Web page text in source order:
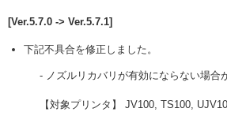
[Ver.5.7.0 -> Ver.5.7.1]
下記不具合を修正しました。
- ノズルリカバリが有効にならない場合
【対象プリンタ】 JV100, TS100,